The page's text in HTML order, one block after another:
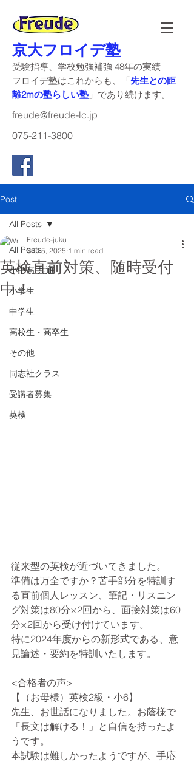
京大フロイデ塾
受験指導、学校勉強補強 48年の実績
​フロイデ塾はこれからも、「先生との距
離2mの塾らしい塾 」であり続けます。
freude@freude-lc.jp
075-211-3800
Post
All Posts
小中高 共通
小学生
中学生
高校生・高卒生
その他
同志社クラス
受講者募集
英検
All Posts
英検直前対策、随時受付
中！
Freude-juku
Sep 5, 2025 1 min read
従来型の英検が近づいてきました。
準備は万全ですか？苦手部分を特訓す
る直前個人レッスン、筆記・リスニン
グ対策は80分×2回から、面接対策は60
分×2回から受け付けています。
特に2024年度からの新形式である、意
見論述・要約を特訓いたします。
<合格者の声>
【（お母様）英検2級・小6】
先生、お世話になりました。お蔭様で
「長文は解ける！」と自信を持ったよ
うです。
本試験は難しかったようですが、手応